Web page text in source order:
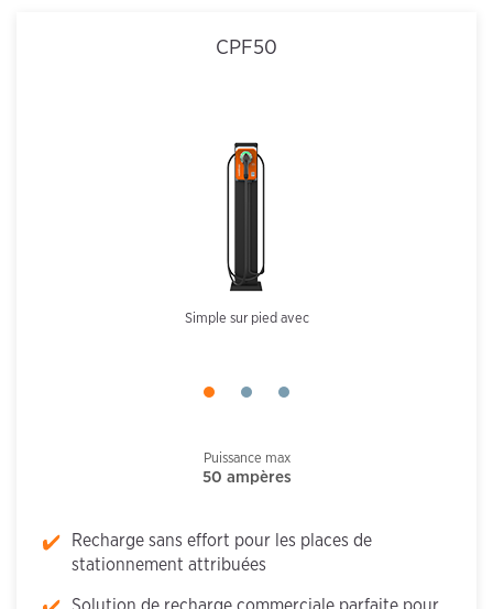
CPF50
Simple sur pied avec
Puissance max
50 ampères
Recharge sans effort pour les places de
stationnement attribuées
Solution de recharge commerciale parfaite pour